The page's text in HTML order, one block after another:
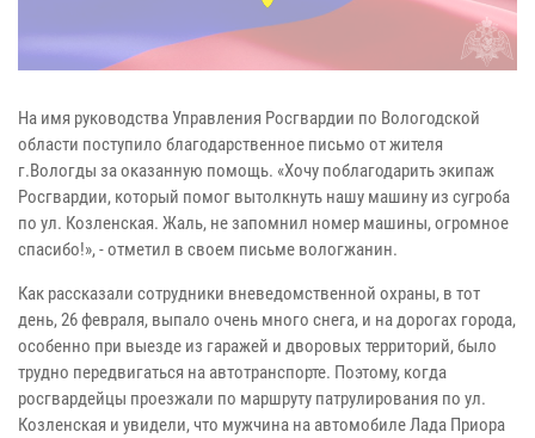
На имя руководства Управления Росгвардии по Вологодской
области поступило благодарственное письмо от жителя
г.Вологды за оказанную помощь. «Хочу поблагодарить экипаж
Росгвардии, который помог вытолкнуть нашу машину из сугроба
по ул. Козленская. Жаль, не запомнил номер машины, огромное
спасибо!», - отметил в своем письме вологжанин.
Как рассказали сотрудники вневедомственной охраны, в тот
день, 26 февраля, выпало очень много снега, и на дорогах города,
особенно при выезде из гаражей и дворовых территорий, было
трудно передвигаться на автотранспорте. Поэтому, когда
росгвардейцы проезжали по маршруту патрулирования по ул.
Козленская и увидели, что мужчина на автомобиле Лада Приора